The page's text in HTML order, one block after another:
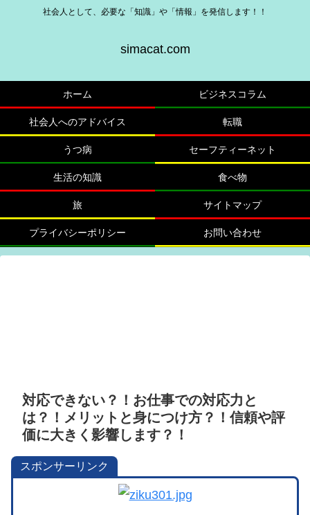
社会人として、必要な「知識」や「情報」を発信します！！
simacat.com
ホーム ビジネスコラム
社会人へのアドバイス 転職
うつ病 セーフティーネット
生活の知識 食べ物
旅 サイトマップ
プライバシーポリシー お問い合わせ
対応できない？！お仕事での対応力と
は？！メリットと身につけ方？！信頼や評
価に大きく影響します？！
スポンサーリンク